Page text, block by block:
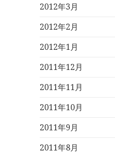
2012年3月
2012年2月
2012年1月
2011年12月
2011年11月
2011年10月
2011年9月
2011年8月